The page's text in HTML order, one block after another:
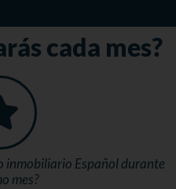
cada mes?
inmobiliario Español durante
mes?